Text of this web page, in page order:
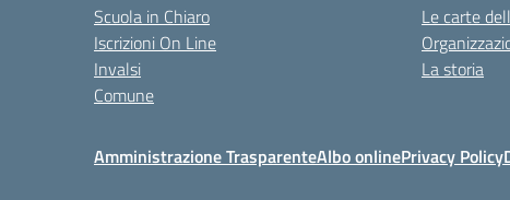
Scuola in Chiaro
Iscrizioni On Line
Invalsi
Comune
Le carte
La storia
Amministrazione TrasparenteAlbo onlinePrivacy Policy